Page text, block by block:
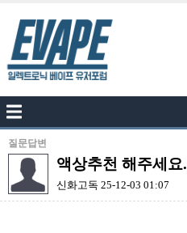
공지사항
나눔이벤트
자유게시판
질문답변
질문답변
액상추천 해주세요.
신화고독 25-12-03 01:07